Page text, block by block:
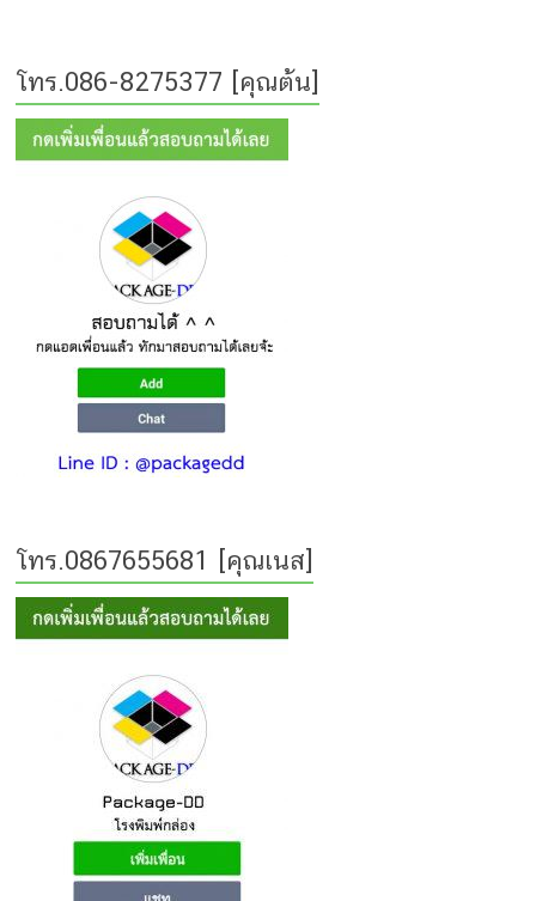
โทร.086-8275377 [คุณต้น]
โทร.0867655681 [คุณเนส]